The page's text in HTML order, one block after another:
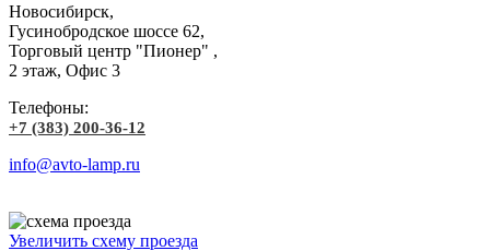
Новосибирск,
Гусинобродское шоссе 62,
Торговый центр "Пионер" ,
2 этаж, Офис 3
Телефоны:
+7 (383) 200-36-12
info@avto-lamp.ru
Увеличить схему проезда